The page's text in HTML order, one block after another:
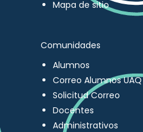
Mapa de sitio
Comunidades
Alumnos
Correo Alumnos UAQ
Solicitud Correo
Docentes
Administrativos